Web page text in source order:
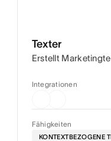
Texter
Erstellt
Fähigkeiten
KONTEXTBEZOGENE
Integrationen